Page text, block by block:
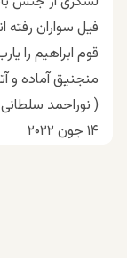
فیل سواران رفته
قوم ابراهیم را
منجنیق آماده و
( نوراحمد
۱۴ جون ۲۰۲۲